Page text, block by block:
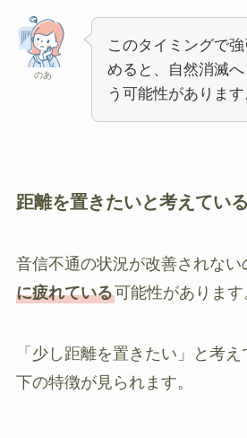
のあ
このタイミングで
めると、自然消滅へ
う可能性があります
距離を置きたいと考えている
音信不通の状況が改善されない
に疲れている可能性があります
「少し距離を置きたい」と考
下の特徴が見られます。